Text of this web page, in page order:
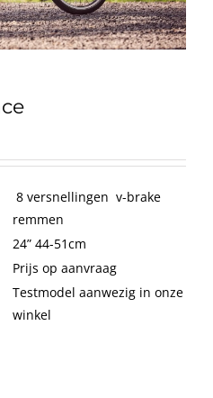
8 versnellingen v-brake
remmen
24” 44-51cm
Prijs op aanvraag
Testmodel aanwezig in onze
winkel